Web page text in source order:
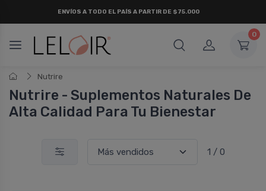
ENVÍOS A TODO EL PAÍS A PARTIR DE $75.000
0
Nutrire
Nutrire - Suplementos Naturales De
Alta Calidad Para Tu Bienestar
1 / 0